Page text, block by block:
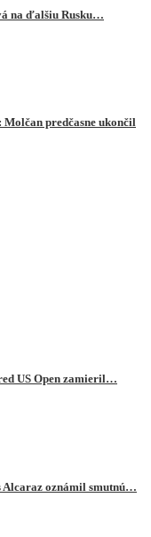
na ďalšiu Rusku…
predčasne ukončil
US Open zamieril…
Alcaraz oznámil smutnú…